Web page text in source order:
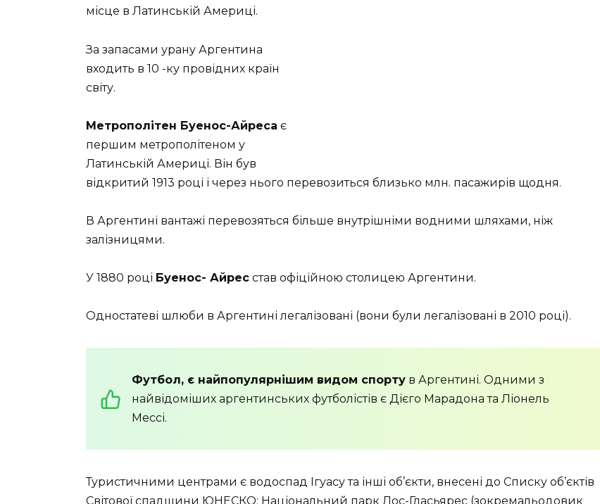
місце в Латинській Америці.
За запасами урану Аргентина
входить в 10 -ку провідних країн
світу.
Метрополітен Буенос-Айреса є
першим метрополітеном у
Латинській Америці. Він був
відкритий 1913 році і через нього перевозиться близько млн. пасажирів щодня.
В Аргентині вантажі перевозяться більше внутрішніми водними шляхами, ніж
залізницями.
У 1880 році Буенос- Айрес став офіційною столицею Аргентини.
Одностатеві шлюби в Аргентині легалізовані (вони були легалізовані в 2010 році).
Футбол, є найпопулярнішим видом спорту в Аргентині. Одними з
найвідоміших аргентинських футболістів є Дієго Марадона та Ліонель
Мессі.
Туристичними центрами є водоспад Ігуасу та інші об’єкти, внесені до Списку об’єктів
Світової спадщини ЮНЕСКО: Національний парк Лос-Гласьярес (зокремальодовик